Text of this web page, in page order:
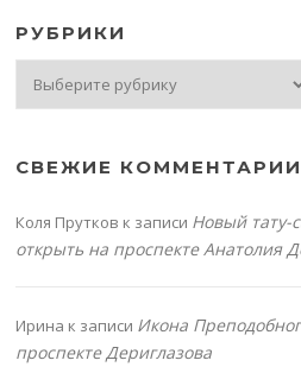
РУБРИКИ
СВЕЖИЕ КОММЕНТАРИИ
Коля Прутков к записи Новый тату-
открыть на проспекте Анатолия
Ирина к записи Икона
проспекте Дериглазова